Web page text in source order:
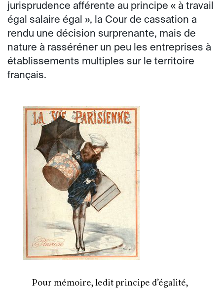
jurisprudence afférente au principe « à travail
égal salaire égal », la Cour de cassation a
rendu une décision surprenante, mais de
nature à rasséréner un peu les entreprises à
établissements multiples sur le territoire
français.
Pour mémoire, ledit principe d’égalité,